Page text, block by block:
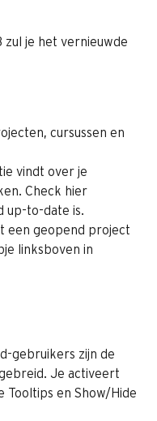
zul je het vernieuwde
cursussen en
vindt over je
Check hier
up-to-date is.
een geopend project
linksboven in
gebruikers zijn de
Je activeert
Tooltips en Show/Hide